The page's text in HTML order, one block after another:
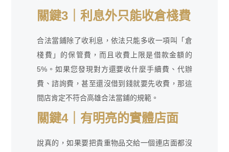
關鍵3｜利息外只能收倉棧費
合法當鋪除了收利息，依法只能多收一項叫「倉
棧費」的保管費，而且收費上限是借款金額的
5%。如果您發現對方還要收什麼手續費、代辦
費、諮詢費，甚至還沒借到錢就要先收費，那這
間店肯定不符合高雄合法當鋪的規範。
關鍵4｜有明亮的實體店面
說真的，如果要把貴重物品交給一個連店面都沒